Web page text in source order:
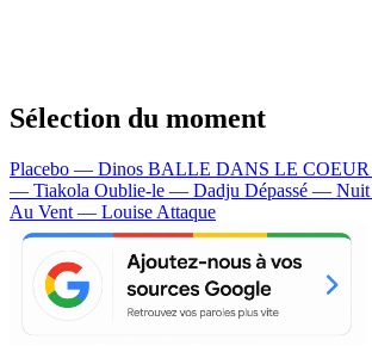
Sélection du moment
Placebo — Dinos BALLE DANS LE
— Tiakola Oublie-le — Dadju Dépassé — Nuit
Au Vent — Louise Attaque